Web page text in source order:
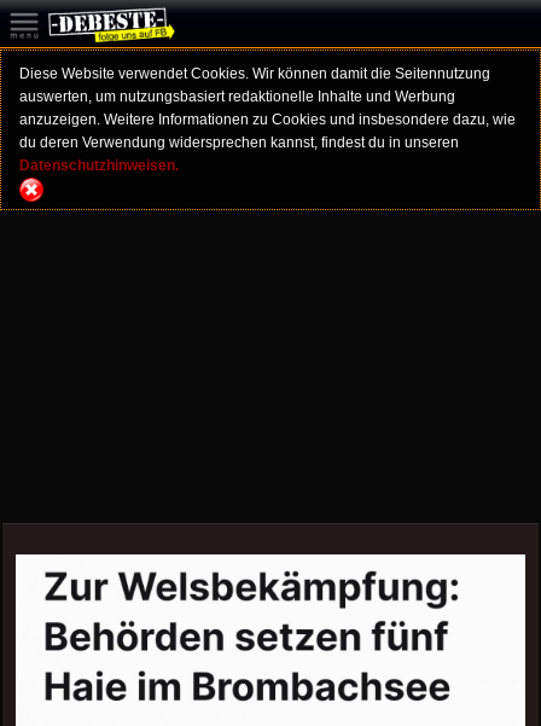
Diese Website verwendet Cookies. Wir können damit die Seitennutzung
auswerten, um nutzungsbasiert redaktionelle Inhalte und Werbung
anzuzeigen. Weitere Informationen zu Cookies und insbesondere dazu, wie
du deren Verwendung widersprechen kannst, findest du in unseren
Datenschutzhinweisen.